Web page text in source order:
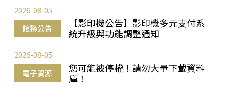
館務公告
【影印機公告】影印機多元支付系
統升級與功能調整通知
2026-08-05
電子資源
您可能被停權！請勿大量下載資料
庫！
2026-08-05